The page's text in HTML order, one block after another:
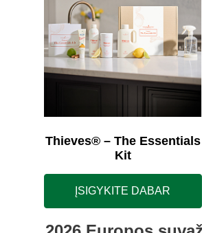
Thieves® – The Essentials
Kit
ĮSIGYKITE DABAR